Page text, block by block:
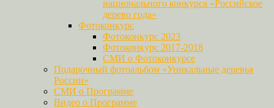
национального конкурса «Российское
дерево года»
Фотоконкурс
Фотоконкурс 2023
Фотоконкурс 2017-2018
СМИ о Фотоконкурсе
Подарочный фотоальбом «Уникальные деревья
России»
СМИ о Программе
Видео о Программе